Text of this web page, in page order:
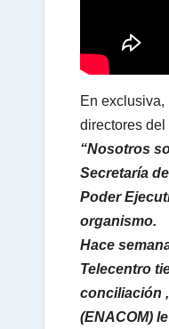
En exclusiva,
directores del
“Nosotros
Secretaría
Poder
organismo.
Hace
Telecentro
conciliación
(ENACOM)